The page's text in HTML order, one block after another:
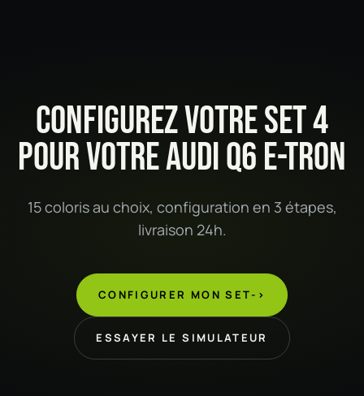
CONFIGUREZ VOTRE SET 4
POUR VOTRE AUDI Q6 E-TRON
15 coloris au choix, configuration en 3 étapes,
livraison 24h.
CONFIGURER MON SET->
ESSAYER LE SIMULATEUR